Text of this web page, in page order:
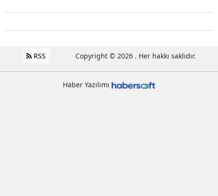
RSS Copyright © 2026 . Her hakkı saklıdır.
Haber Yazılımı